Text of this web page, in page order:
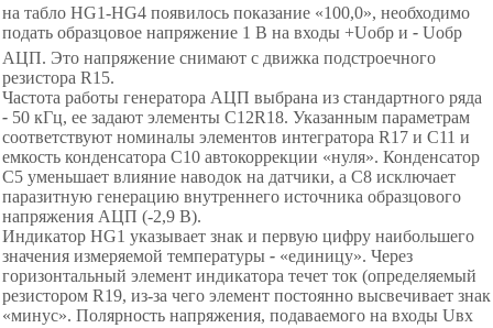
на табло НG1-НG4 появилось показание «100,0», необходимо
подать образцовое напряжение 1 В на входы +Uобр и - Uобр
АЦП. Это напряжение снимают с движка подстроечного
резистора R15.
Частота работы генератора АЦП выбрана из стандартного ряда
- 50 кГц, ее задают элементы С12R18. Указанным параметрам
соответствуют номиналы элементов интегратора R17 и C11 и
емкость конденсатора C10 автокоррекции «нуля». Конденсатор
С5 уменьшает влияние наводок на датчики, а С8 исключает
паразитную генерацию внутреннего источника образцового
напряжения АЦП (-2,9 В).
Индикатор НG1 указывает знак и первую цифру наибольшего
значения измеряемой температуры - «единицу». Через
горизонтальный элемент индикатора течет ток (определяемый
резистором R19, из-за чего элемент постоянно высвечивает знак
«минус». Полярность напряжения, подаваемого на входы Uвх